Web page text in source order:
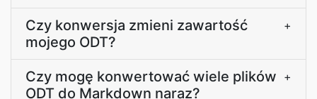
Czy konwersja zmieni zawartość
mojego ODT?
+
Czy mogę konwertować wiele plików
ODT do Markdown naraz?
+